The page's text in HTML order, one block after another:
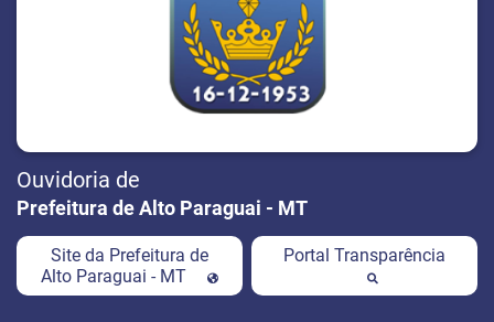
Ouvidoria de
Prefeitura de Alto Paraguai - MT
Site da Prefeitura de
Alto Paraguai - MT
Portal Transparência